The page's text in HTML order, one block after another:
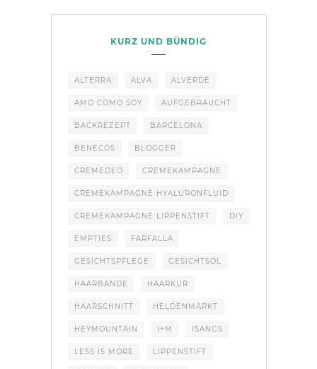
KURZ UND BÜNDIG
ALTERRA ALVA ALVERDE
AMO COMO SOY AUFGEBRAUCHT
BACKREZEPT BARCELONA
BENECOS BLOGGER
CREMEDEO CREMEKAMPAGNE
CREMEKAMPAGNE HYALURONFLUID
CREMEKAMPAGNE LIPPENSTIFT DIY
EMPTIES FARFALLA
GESICHTSPFLEGE GESICHTSÖL
HAARBANDE HAARKUR
HAARSCHNITT HELDENMARKT
HEYMOUNTAIN I+M ISANGS
LESS IS MORE LIPPENSTIFT